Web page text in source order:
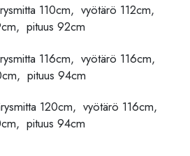
110cm, vyötärö 112cm,
pituus 92cm
116cm, vyötärö 116cm,
pituus 94cm
120cm, vyötärö 116cm,
pituus 94cm